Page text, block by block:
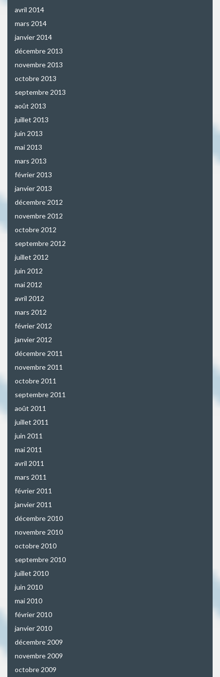
avril 2014
mars 2014
janvier 2014
décembre 2013
novembre 2013
octobre 2013
septembre 2013
août 2013
juillet 2013
juin 2013
mai 2013
mars 2013
février 2013
janvier 2013
décembre 2012
novembre 2012
octobre 2012
septembre 2012
juillet 2012
juin 2012
mai 2012
avril 2012
mars 2012
février 2012
janvier 2012
décembre 2011
novembre 2011
octobre 2011
septembre 2011
août 2011
juillet 2011
juin 2011
mai 2011
avril 2011
mars 2011
février 2011
janvier 2011
décembre 2010
novembre 2010
octobre 2010
septembre 2010
juillet 2010
juin 2010
mai 2010
février 2010
janvier 2010
décembre 2009
novembre 2009
octobre 2009